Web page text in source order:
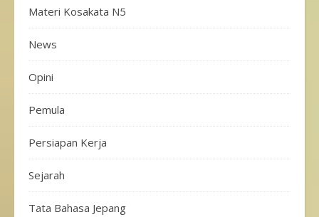
Materi Kosakata N5
News
Opini
Pemula
Persiapan Kerja
Sejarah
Tata Bahasa Jepang